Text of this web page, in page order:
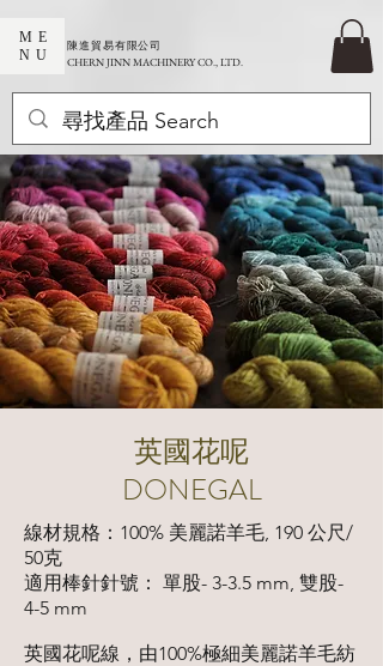
ME
NU
​陳進貿易有限公司
CHERN JINN MACHINERY CO., LTD.
英國花呢
DONEGAL
線材規格：100% 美麗諾羊毛, 190 公尺/
50克
適用棒針針號： 單股- 3-3.5 mm, 雙股-
4-5 mm
英國花呢線，由100%極細美麗諾羊毛紡